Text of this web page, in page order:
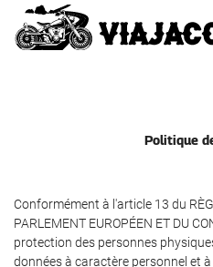
Politique
Conformément à l'article 13 du
PARLEMENT EUROPÉEN ET DU
protection des personnes
données à caractère personnel et